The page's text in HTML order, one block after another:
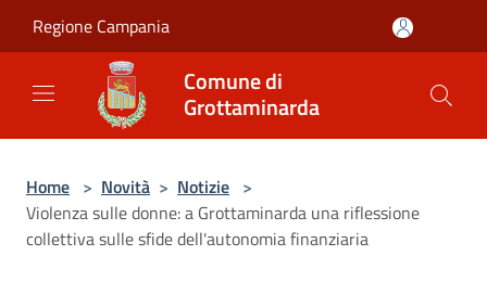
Regione Campania
Comune di
Grottaminarda
Home > Novità > Notizie >
Violenza sulle donne: a Grottaminarda una riflessione
collettiva sulle sfide dell'autonomia finanziaria